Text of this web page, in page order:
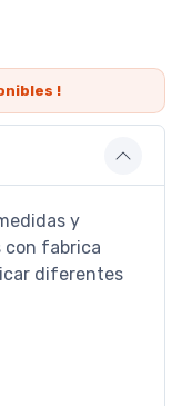
!
y
con fabrica
diferentes